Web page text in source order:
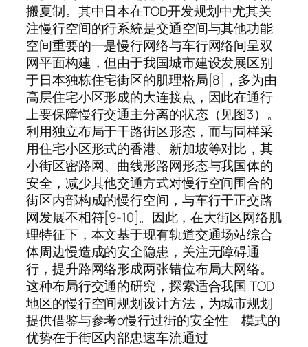
搬夏制。其中日本在TOD开发规划中尤其关
注慢行空间的行系統是交通空间与其他功能
空间重要的一是慢行网络与车行网络间呈双
网平面构建，但由于我国城市建设发展区别
于日本独栋住宅街区的肌理格局[8]，多为由
高层住宅小区形成的大连接点，因此在通行
上要保障慢行交通主分离的状态（见图3）。
利用独立布局于干路街区形态，而与同样采
用住宅小区形式的香港、新加坡等对比，其
小街区密路网、曲线形路网形态与我国体的
安全，减少其他交通方式对慢行空间围合的
街区内部构成的慢行空间，与车行干正交路
网发展不相符[9-10]。因此，在大街区网络肌
理特征下，本文基于现有轨道交通场站综合
体周边慢造成的安全隐患，关注无障碍通
行，提升路网络形成两张错位布局大网络。
这种布局行交通的研究，探索适合我国 TOD
地区的慢行空间规划设计方法，为城市规划
提供借鉴与参考o慢行过街的安全性。模式的
优势在于街区内部忠速车流通过